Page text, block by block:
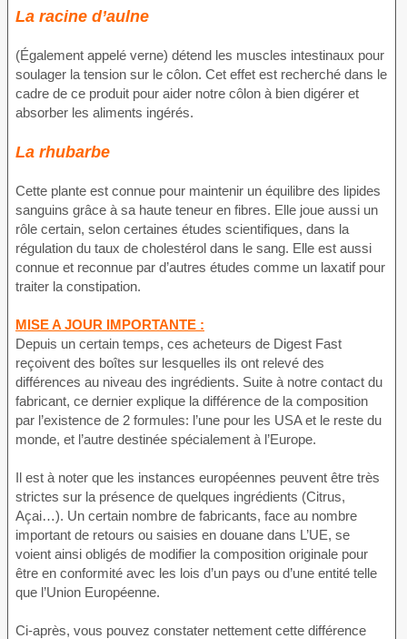
La racine d’aulne
(Également appelé verne) détend les muscles intestinaux pour
soulager la tension sur le côlon. Cet effet est recherché dans le
cadre de ce produit pour aider notre côlon à bien digérer et
absorber les aliments ingérés.
La rhubarbe
Cette plante est connue pour maintenir un équilibre des lipides
sanguins grâce à sa haute teneur en fibres. Elle joue aussi un
rôle certain, selon certaines études scientifiques, dans la
régulation du taux de cholestérol dans le sang. Elle est aussi
connue et reconnue par d’autres études comme un laxatif pour
traiter la constipation.
MISE A JOUR IMPORTANTE :
Depuis un certain temps, ces acheteurs de Digest Fast
reçoivent des boîtes sur lesquelles ils ont relevé des
différences au niveau des ingrédients. Suite à notre contact du
fabricant, ce dernier explique la différence de la composition
par l’existence de 2 formules: l’une pour les USA et le reste du
monde, et l’autre destinée spécialement à l’Europe.
Il est à noter que les instances européennes peuvent être très
strictes sur la présence de quelques ingrédients (Citrus,
Açai…). Un certain nombre de fabricants, face au nombre
important de retours ou saisies en douane dans L’UE, se
voient ainsi obligés de modifier la composition originale pour
être en conformité avec les lois d’un pays ou d’une entité telle
que l’Union Européenne.
Ci-après, vous pouvez constater nettement cette différence